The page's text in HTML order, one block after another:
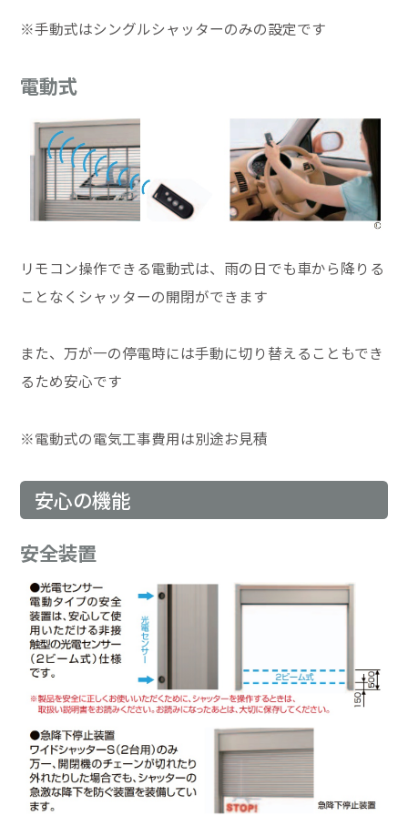
※手動式はシングルシャッターのみの設定です
電動式
リモコン操作できる電動式は、雨の日でも車から降りる
ことなくシャッターの開閉ができます
また、万が一の停電時には手動に切り替えることもでき
るため安心です
※電動式の電気工事費用は別途お見積
安心の機能
安全装置